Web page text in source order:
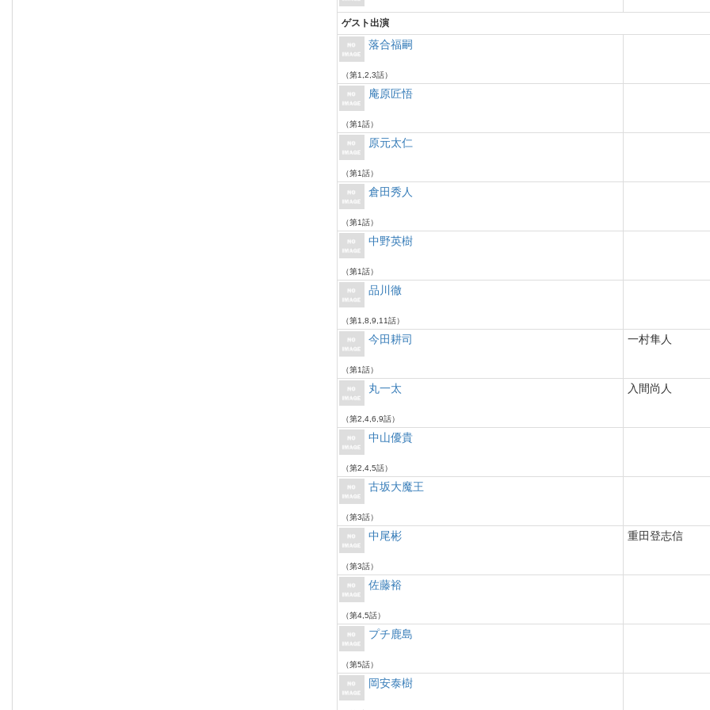
ゲスト出演
落合福嗣
（第1,2,3話）
庵原匠悟
（第1話）
原元太仁
（第1話）
倉田秀人
（第1話）
中野英樹
（第1話）
品川徹
（第1,8,9,11話）
今田耕司
（第1話）
一村隼人
丸一太
（第2,4,6,9話）
入間尚人
中山優貴
（第2,4,5話）
古坂大魔王
（第3話）
中尾彬
（第3話）
重田登志信
佐藤裕
（第4,5話）
プチ鹿島
（第5話）
岡安泰樹